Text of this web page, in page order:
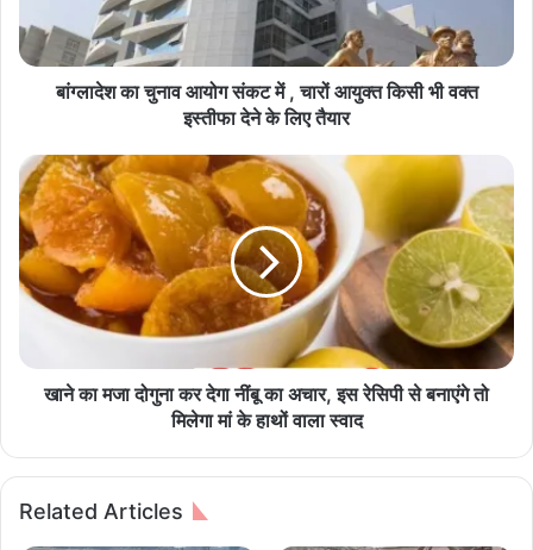
व
आ
क
ट
में
,
चा
यु
भी
क्त
बांग्लादेश का चुनाव आयोग संकट में , चारों आयुक्त किसी भी वक्त
इस्तीफा देने के लिए तैयार
खा
ने
का
म
जा
दो
क
का
खाने का मजा दोगुना कर देगा नींबू का अचार, इस रेसिपी से बनाएंगे तो
मिलेगा मां के हाथों वाला स्वाद
Related Articles